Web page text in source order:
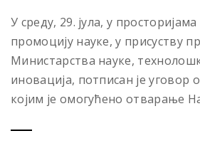
У среду, 29. јула, у
промоцију науке, у присуству
Министарства науке,
иновација, потписан је уговор
којим је омогућено отварање